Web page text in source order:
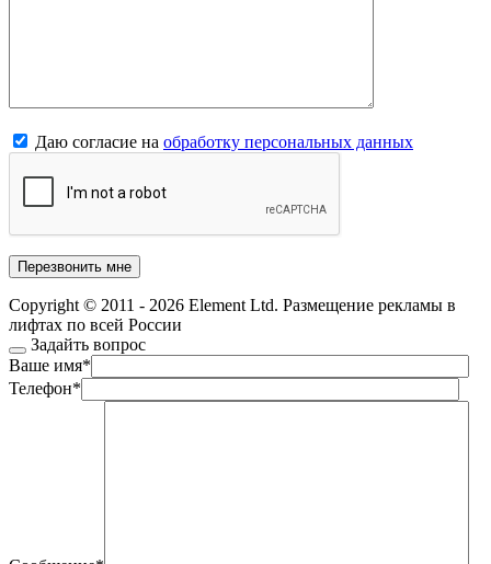
Даю согласие на обработку персональных данных
Copyright © 2011 - 2026 Element Ltd. Размещение рекламы в
лифтах по всей России
Задайть вопрос
Ваше имя*
Телефон*